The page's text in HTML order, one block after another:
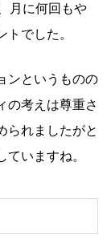
月に何回もや
でした。
ンというものの
の考えは尊重さ
られましたがと
いますね。